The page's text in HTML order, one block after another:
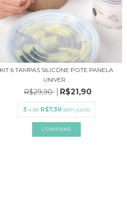
KIT 6 TAMPAS SILICONE POTE PANELA
UNIVER...
R$29,90 R$21,90
3 x de R$7,30 sem juros
COMPRAR